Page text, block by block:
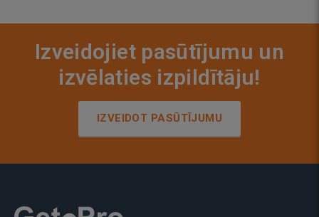
Izveidojiet pasūtījumu un
izvēlaties izpildītāju!
IZVEIDOT PASŪTĪJUMU